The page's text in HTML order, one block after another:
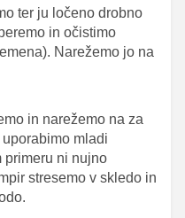
ter ju ločeno drobno
in očistimo
Narežemo jo na
in narežemo na za
mladi
primeru ni nujno
stresemo v skledo in